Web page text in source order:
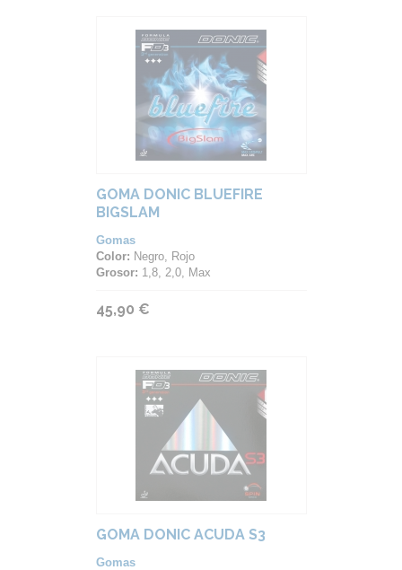
GOMA DONIC BLUEFIRE
BIGSLAM
Gomas
Color: Negro, Rojo
Grosor: 1,8, 2,0, Max
45,90 €
GOMA DONIC ACUDA S3
Gomas